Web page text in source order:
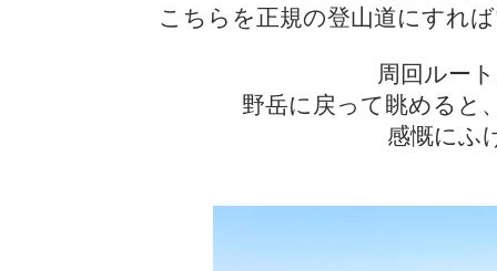
こちらを正規の登山道にすれ
周回ルー
野岳に戻って眺めると
感慨にふ